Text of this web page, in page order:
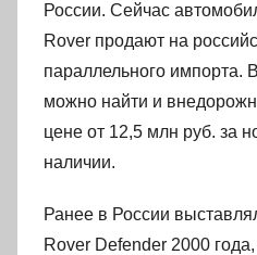
России. Сейчас
Rover продают на
параллельного импорта.
можно найти и
цене от 12,5 млн руб. за
наличии.
Ранее в России
Rover Defender 2000